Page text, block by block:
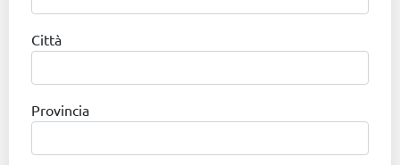
Città
Provincia